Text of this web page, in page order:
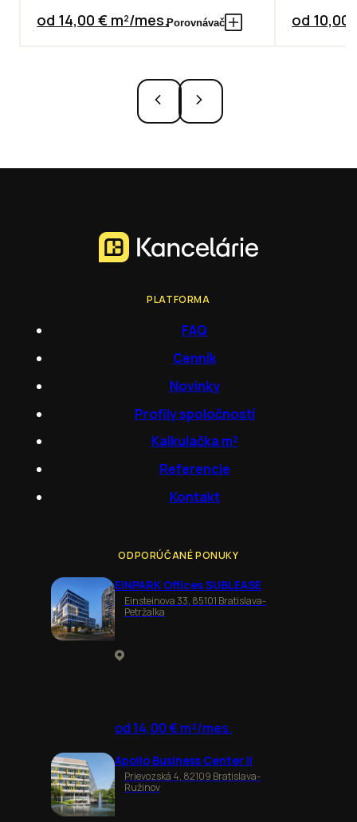
od 14,00 € m²/mes.Porovnávač od 10,00
PLATFORMA
FAQ
Cenník
Novinky
Profily spoločností
Kalkulačka m²
Referencie
Kontakt
ODPORÚČANÉ PONUKY
EINPARK Offices SUBLEASE
Einsteinova 33, 85101 Bratislava-
Petržalka
od 14,00 € m²/mes.
Apollo Business Center II
Prievozská 4, 82109 Bratislava-
Ružinov